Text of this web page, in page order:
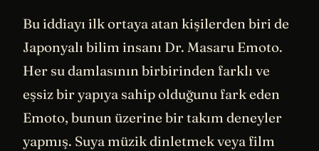
Bu iddiayı ilk ortaya atan kişilerden biri de
Japonyalı bilim insanı Dr. Masaru Emoto.
Her su damlasının birbirinden farklı ve
eşsiz bir yapıya sahip olduğunu fark eden
Emoto, bunun üzerine bir takım deneyler
yapmış. Suya müzik dinletmek veya film